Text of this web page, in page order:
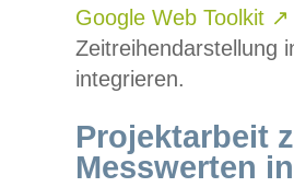
Google Web Toolkit ↗
Zeitreihendarstellung
integrieren.
Projektarbeit
Messwerten